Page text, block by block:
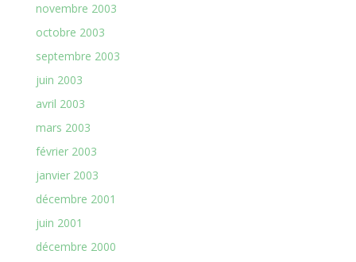
novembre 2003
octobre 2003
septembre 2003
juin 2003
avril 2003
mars 2003
février 2003
janvier 2003
décembre 2001
juin 2001
décembre 2000